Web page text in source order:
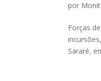
por
Forças
Sararé,